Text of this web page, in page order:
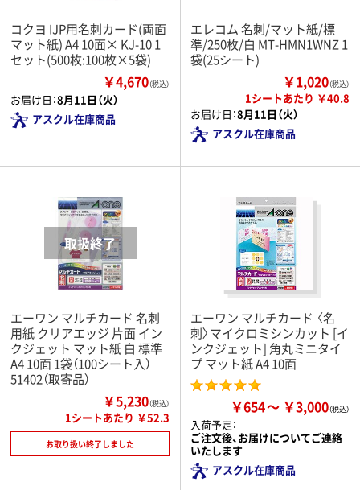
コクヨ IJP用名刺カード(両面
マット紙) A4 10面× KJ-10 1
セット(500枚:100枚×5袋)
￥4,670（税込）
お届け日：8月11日（火）
アスクル在庫商品
エレコム 名刺/マット紙/標
準/250枚/白 MT-HMN1WNZ 1
袋(25シート)
￥1,020（税込）
1シートあたり ￥40.8
お届け日：8月11日（火）
アスクル在庫商品
エーワン マルチカード 名刺
用紙 クリアエッジ 片面 イン
クジェット マット紙 白 標準
A4 10面 1袋（100シート入）
51402（取寄品）
￥5,230（税込）
1シートあたり ￥52.3
お取り扱い終了しました
エーワン マルチカード 〈名
刺〉マイクロミシンカット [イ
ンクジェット] 角丸ミニタイ
プ マット紙 A4 10面
￥654 ￥3,000
入荷予定：
ご注文後、お届けについてご連絡
いたします
アスクル在庫商品